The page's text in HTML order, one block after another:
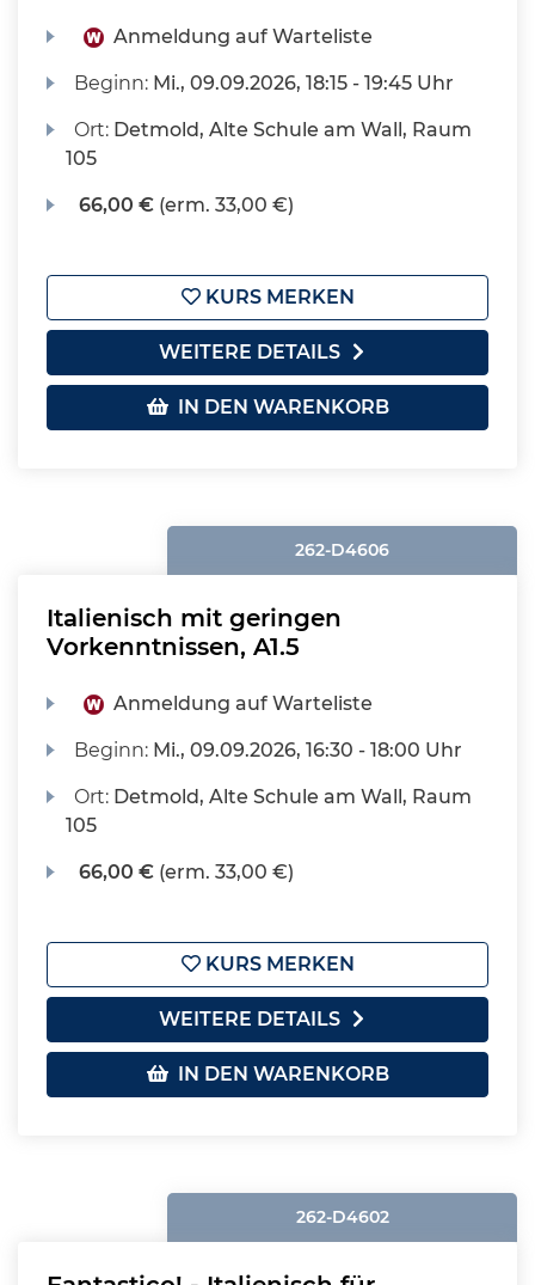
Anmeldung auf Warteliste
Beginn: Mi., 09.09.2026, 18:15 - 19:45 Uhr
Ort: Detmold, Alte Schule am Wall, Raum
105
66,00 € (erm. 33,00 €)
KURS MERKEN
WEITERE DETAILS
IN DEN WARENKORB
262-D4606
Italienisch mit geringen
Vorkenntnissen, A1.5
Anmeldung auf Warteliste
Beginn: Mi., 09.09.2026, 16:30 - 18:00 Uhr
Ort: Detmold, Alte Schule am Wall, Raum
105
66,00 € (erm. 33,00 €)
KURS MERKEN
WEITERE DETAILS
IN DEN WARENKORB
262-D4602